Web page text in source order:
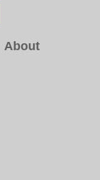
About